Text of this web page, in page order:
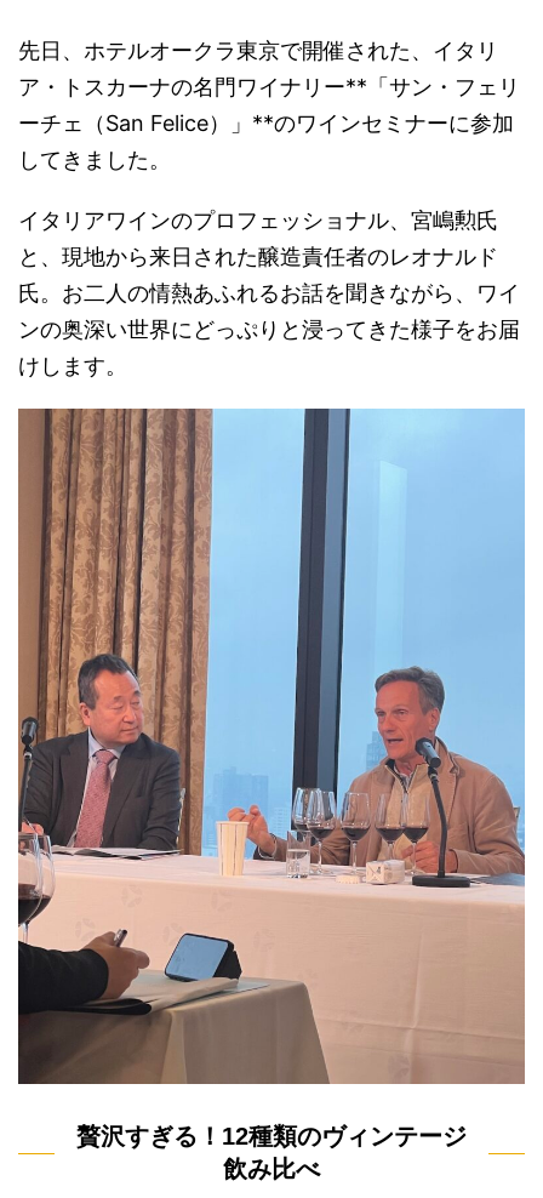
先日、ホテルオークラ東京で開催された、イタリ
ア・トスカーナの名門ワイナリー**「サン・フェリ
ーチェ（San Felice）」**のワインセミナーに参加
してきました。
イタリアワインのプロフェッショナル、宮嶋勲氏
と、現地から来日された醸造責任者のレオナルド
氏。お二人の情熱あふれるお話を聞きながら、ワイ
ンの奥深い世界にどっぷりと浸ってきた様子をお届
けします。
贅沢すぎる！12種類のヴィンテージ
飲み比べ